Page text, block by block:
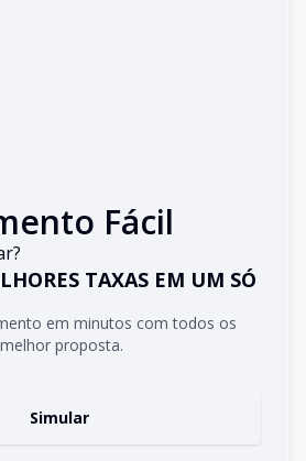
Fácil
TAXAS EM UM SÓ
em minutos com todos os
proposta.
Simular